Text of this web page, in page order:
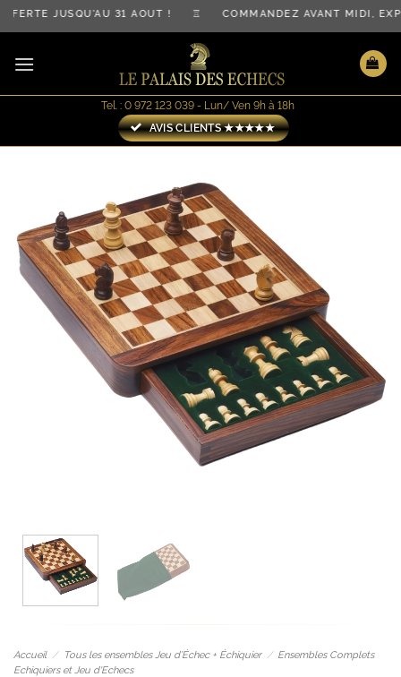
Passer
au
contenu
JUSQU'AU 31 AOÛT ! ♖ COMMANDEZ AVANT MIDI,
Tel. : 0 972 123 039 - Lun/ Ven 9h à 18h
AVIS CLIENTS ★★★★★
Accueil / Tous les ensembles Jeu d’Échec + Échiquier / Ensembles Complets
Echiquiers et Jeu d'Echecs